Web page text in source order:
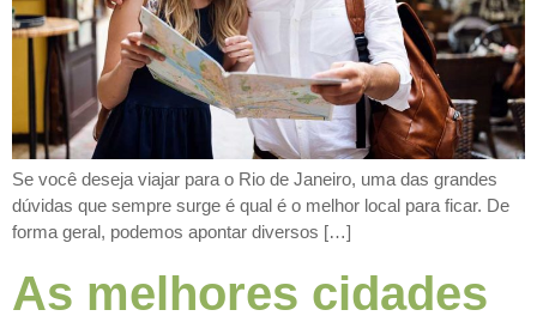
Se você deseja viajar para o Rio de Janeiro, uma das grandes
dúvidas que sempre surge é qual é o melhor local para ficar. De
forma geral, podemos apontar diversos […]
As melhores cidades